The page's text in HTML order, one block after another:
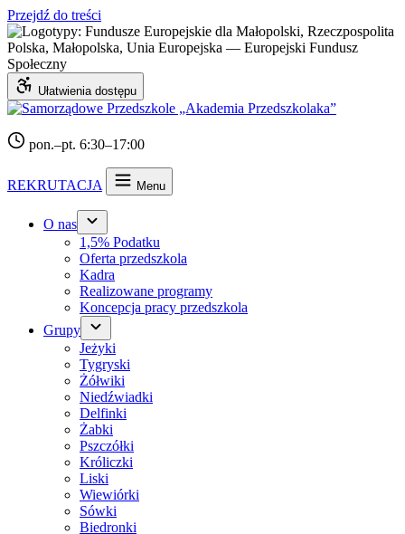
Przejdź do treści
Ułatwienia dostępu
pon.–pt. 6:30–17:00
REKRUTACJA Menu
O nas
1,5% Podatku
Oferta przedszkola
Kadra
Realizowane programy
Koncepcja pracy przedszkola
Grupy
Jeżyki
Tygryski
Żółwiki
Niedźwiadki
Delfinki
Żabki
Pszczółki
Króliczki
Liski
Wiewiórki
Sówki
Biedronki